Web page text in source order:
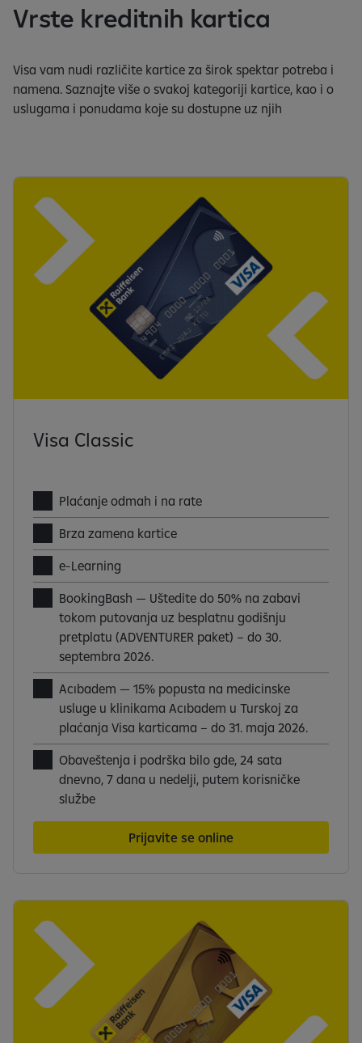
C
Vrste kreditnih kartica
Visa vam nudi različite kartice za širok spektar potreba i
namena. Saznajte više o svakoj kategoriji kartice, kao i o
uslugama i ponudama koje su dostupne uz njih
Visa Classic
Plaćanje odmah i na rate
Brza zamena kartice
e-Learning
BookingBash — Uštedite do 50% na zabavi
tokom putovanja uz besplatnu godišnju
pretplatu (ADVENTURER paket) – do 30.
septembra 2026.
Acıbadem — 15% popusta na medicinske
usluge u klinikama Acıbadem u Turskoj za
plaćanja Visa karticama – do 31. maja 2026.
Obaveštenja i podrška bilo gde, 24 sata
dnevno, 7 dana u nedelji, putem korisničke
službe
Prijavite se online